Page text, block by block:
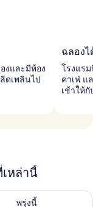
งและมีห้อง
ดเพลินไป
ฉลอง
โรงแร
คาเฟ่ แ
เช้าให้
หล่านี้
.ค. 8พรุ่งนี้
ำนวนห้องพักว่างใน